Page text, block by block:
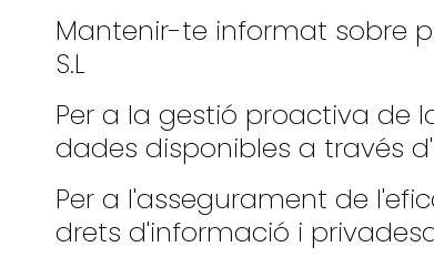
Mantenir-te informat sobre
S.L
Per a la gestió proactiva de
dades disponibles a través
Per a l'assegurament de
drets d'informació i